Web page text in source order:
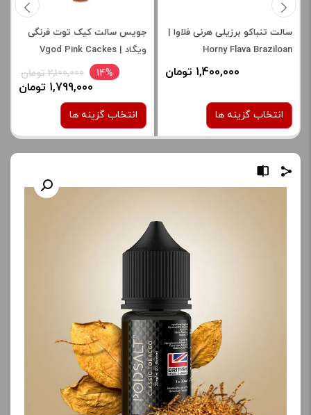
سالت تنباکو برزیلی هرنی فلاوا |
Horny Flava Braziloan
1,400,000 تومان
انتخاب گزینه ها
برای فعال شدن سبد خرید و
نمایش قیمت ، گزینه های
محصول را از کادر بالا انتخاب
آخرین بروزرسانی
جویس سالت کیک توت فرنگی
ویگاد | Vgod Pink Cackes
Saltnic
14% 2,100,000 تومان
1,799,000 تومان
انتخاب گزینه ها
برای فعال شدن سبد خرید و
کنید.
آخرین بروزرسانی
قیمت: 20 ساعت پیش
تمامی قیمت ها بروز